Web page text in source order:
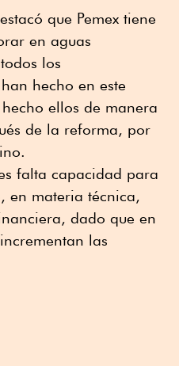
que Pemex tiene
en aguas
los
hecho en este
ellos de manera
de la reforma, por
falta capacidad para
en materia técnica,
dado que en
las